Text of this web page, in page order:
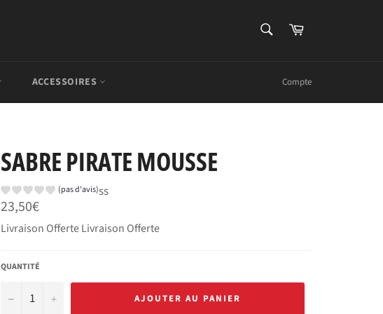
Panier
ACCESSOIRES Compte
SABRE PIRATE MOUSSE
(pas d'avis)ss
Prix
régulier
23,50€
Livraison Offerte Livraison Offerte
QUANTITÉ
− + AJOUTER AU PANIER